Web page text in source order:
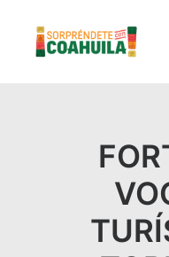
PUEBLOS MÁGICOS
TIERRA DE